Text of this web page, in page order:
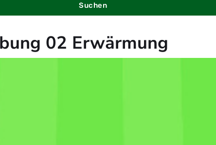
Suchen
02 Erwärmung